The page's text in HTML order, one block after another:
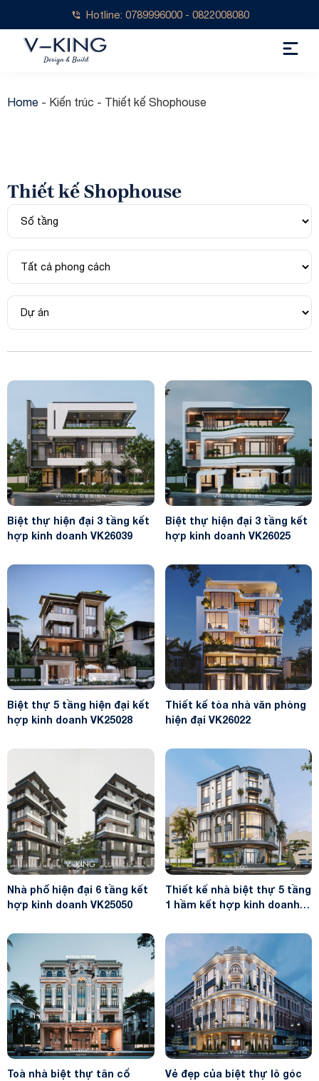
Hotline: 0789996000 - 0822008080
Home - Kiến trúc - Thiết kế Shophouse
Thiết kế Shophouse
Biệt thự hiện đại 3 tầng kết
hợp kinh doanh VK26039
Biệt thự hiện đại 3 tầng kết
hợp kinh doanh VK26025
Biệt thự 5 tầng hiện đại kết
hợp kinh doanh VK25028
Thiết kế tòa nhà văn phòng
hiện đại VK26022
Nhà phố hiện đại 6 tầng kết
hợp kinh doanh VK25050
Thiết kế nhà biệt thự 5 tầng
1 hầm kết hợp kinh doanh
Toà nhà biệt thự tân cổ
Vẻ đẹp của biệt thự lô góc